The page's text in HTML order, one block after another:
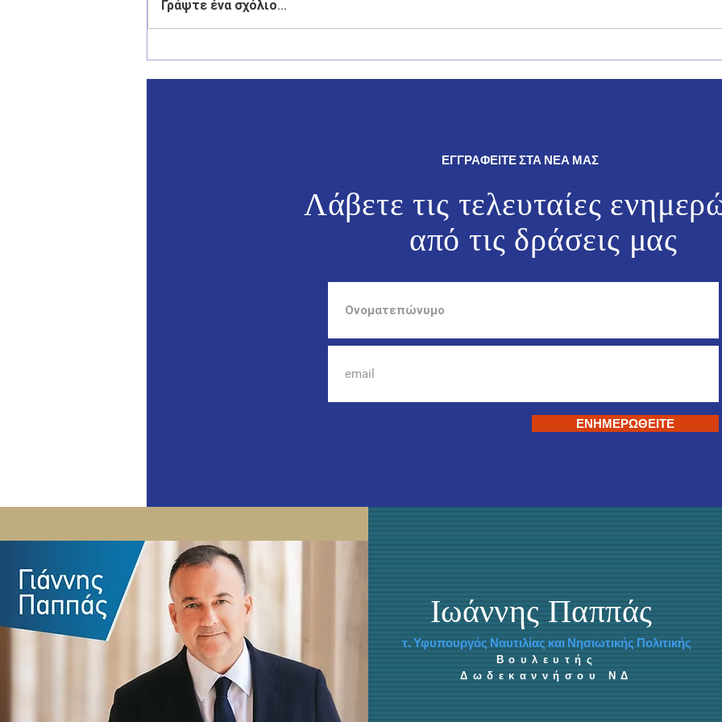
Γράψτε ένα σχόλιο...
ΕΓΓΡΑΦΕΙΤΕ ΣΤΑ ΝΕΑ ΜΑΣ
Λάβετε τις τελευταίες
από τις δράσεις μας
ΕΝΗΜΕΡΩΘΕΙΤΕ
Ιωάννης Παππάς
τ. Υφυπουργός Ναυτιλίας και Νησιωτικής Πολιτικής
Βουλευτής
Δωδεκαννήσου ΝΔ